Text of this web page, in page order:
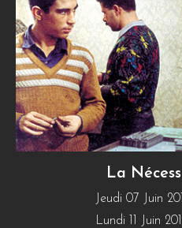
La
Jeudi 07 Juin
Lundi 11 Juin